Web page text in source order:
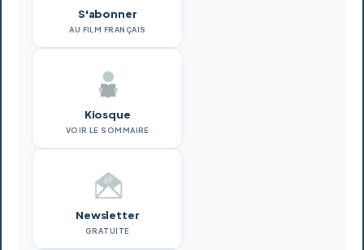
S'abonner
AU FILM FRANÇAIS
Kiosque
VOIR LE SOMMAIRE
Newsletter
GRATUITE